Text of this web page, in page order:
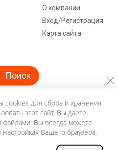
О компании
Вход/Регистрация
Карта сайта
Поиск
2005-2026
cookies для сбора и хранения
этот сайт, Вы даете
файлами. Вы всегда можете
Вашего браузера.